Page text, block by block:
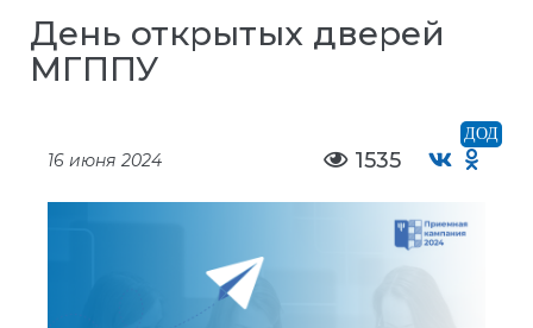
День открытых дверей
МГППУ
ДОД
16 июня 2024 1535